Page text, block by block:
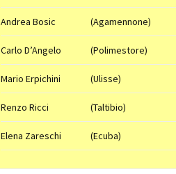
Andrea Bosic (Agamennone)
Carlo D’Angelo (Polimestore)
Mario Erpichini (Ulisse)
Renzo Ricci (Taltibio)
Elena Zareschi (Ecuba)